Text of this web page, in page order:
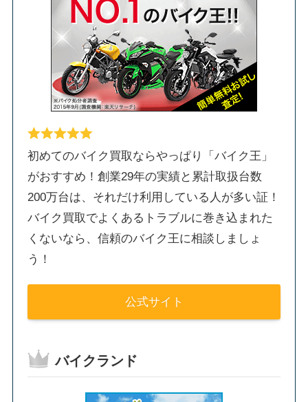
初めてのバイク買取ならやっぱり「バイク王」
がおすすめ！創業29年の実績と累計取扱台数
200万台は、それだけ利用している人が多い証！
バイク買取でよくあるトラブルに巻き込まれた
くないなら、信頼のバイク王に相談しましょ
う！
公式サイト
バイクランド